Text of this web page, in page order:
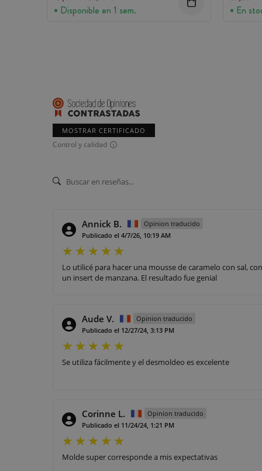
Disponible en 1 sem. En
MOSTRAR CERTIFICADO
Control y calidad
Annick B.
Opinion traducido
Publicado el 4/7/26, 10:19 AM
Lo utilicé para hacer una mousse de caramelo con sal, con
un insert de manzana. El resultado fue genial
Aude V.
Opinion traducido
Publicado el 12/27/24, 3:13 PM
Se utiliza fácilmente y el desmoldeo es excelente
Corinne L.
Opinion traducido
Publicado el 11/24/24, 1:21 PM
Molde super corresponde a mis expectativas